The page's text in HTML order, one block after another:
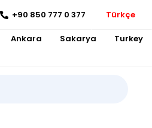
+90 850 777 0 377 Türkçe
Ankara Sakarya Turkey